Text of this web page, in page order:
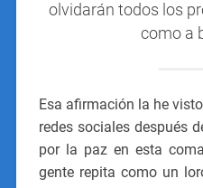
olvidarán todos los
como a
Esa afirmación la he
redes sociales después
por la paz en esta
gente repita como un